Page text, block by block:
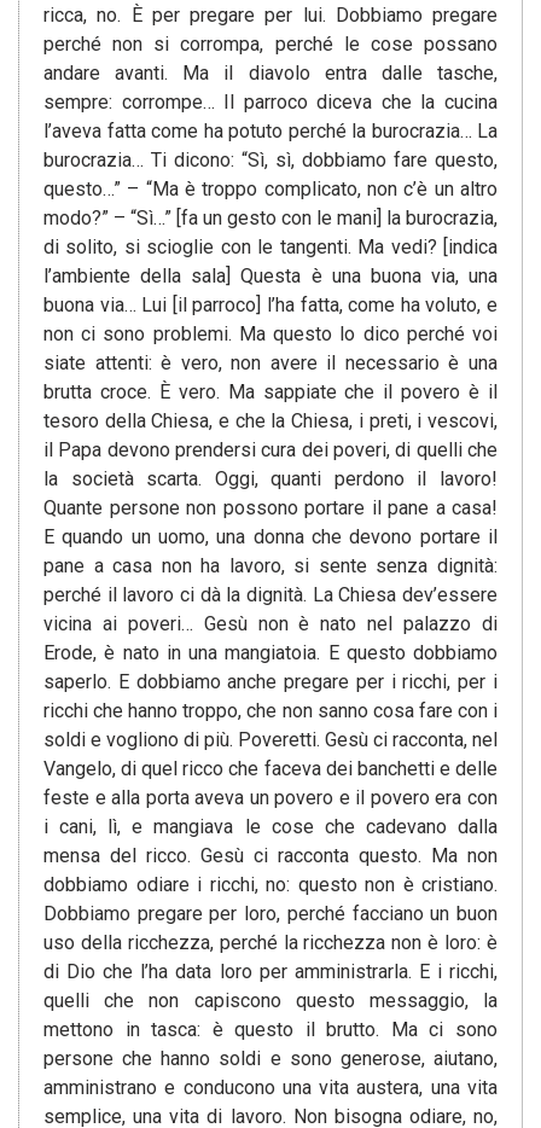
ricca, no. È per pregare per lui. Dobbiamo pregare
perché non si corrompa, perché le cose possano
andare avanti. Ma il diavolo entra dalle tasche,
sempre: corrompe… Il parroco diceva che la cucina
l’aveva fatta come ha potuto perché la burocrazia… La
burocrazia… Ti dicono: “Sì, sì, dobbiamo fare questo,
questo…” – “Ma è troppo complicato, non c’è un altro
modo?” – “Sì…” [fa un gesto con le mani] la burocrazia,
di solito, si scioglie con le tangenti. Ma vedi? [indica
l’ambiente della sala] Questa è una buona via, una
buona via… Lui [il parroco] l’ha fatta, come ha voluto, e
non ci sono problemi. Ma questo lo dico perché voi
siate attenti: è vero, non avere il necessario è una
brutta croce. È vero. Ma sappiate che il povero è il
tesoro della Chiesa, e che la Chiesa, i preti, i vescovi,
il Papa devono prendersi cura dei poveri, di quelli che
la società scarta. Oggi, quanti perdono il lavoro!
Quante persone non possono portare il pane a casa!
E quando un uomo, una donna che devono portare il
pane a casa non ha lavoro, si sente senza dignità:
perché il lavoro ci dà la dignità. La Chiesa dev’essere
vicina ai poveri… Gesù non è nato nel palazzo di
Erode, è nato in una mangiatoia. E questo dobbiamo
saperlo. E dobbiamo anche pregare per i ricchi, per i
ricchi che hanno troppo, che non sanno cosa fare con i
soldi e vogliono di più. Poveretti. Gesù ci racconta, nel
Vangelo, di quel ricco che faceva dei banchetti e delle
feste e alla porta aveva un povero e il povero era con
i cani, lì, e mangiava le cose che cadevano dalla
mensa del ricco. Gesù ci racconta questo. Ma non
dobbiamo odiare i ricchi, no: questo non è cristiano.
Dobbiamo pregare per loro, perché facciano un buon
uso della ricchezza, perché la ricchezza non è loro: è
di Dio che l’ha data loro per amministrarla. E i ricchi,
quelli che non capiscono questo messaggio, la
mettono in tasca: è questo il brutto. Ma ci sono
persone che hanno soldi e sono generose, aiutano,
amministrano e conducono una vita austera, una vita
semplice, una vita di lavoro. Non bisogna odiare, no,